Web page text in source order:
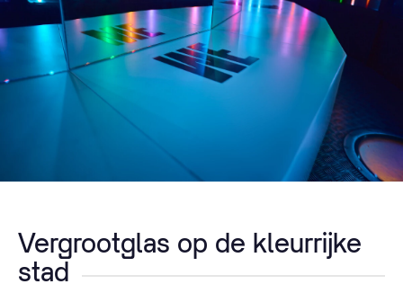
Vergrootglas op de kleurrijke
stad